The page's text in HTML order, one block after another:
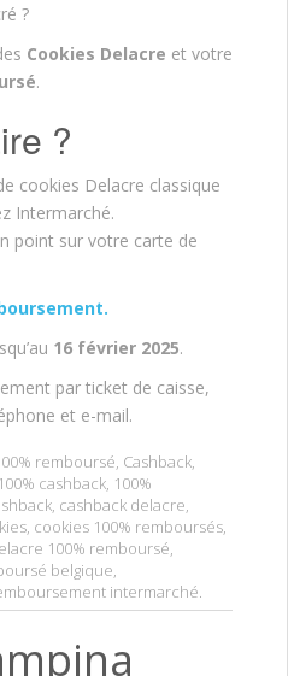
?
Cookies Delacre et votre
.
?
cookies Delacre classique
Intermarché.
point sur votre carte de
16 février 2025.
par ticket de caisse,
et e-mail.
remboursé, Cashback,
100% cashback, 100%
, cashback delacre,
, cookies 100% remboursés,
100% remboursé,
belgique,
intermarché.